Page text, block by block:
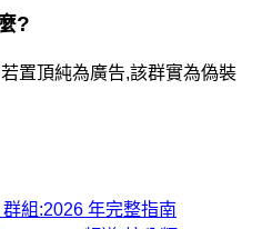
?
置頂純為廣告,該群實為偽裝
組:2026 年完整指南